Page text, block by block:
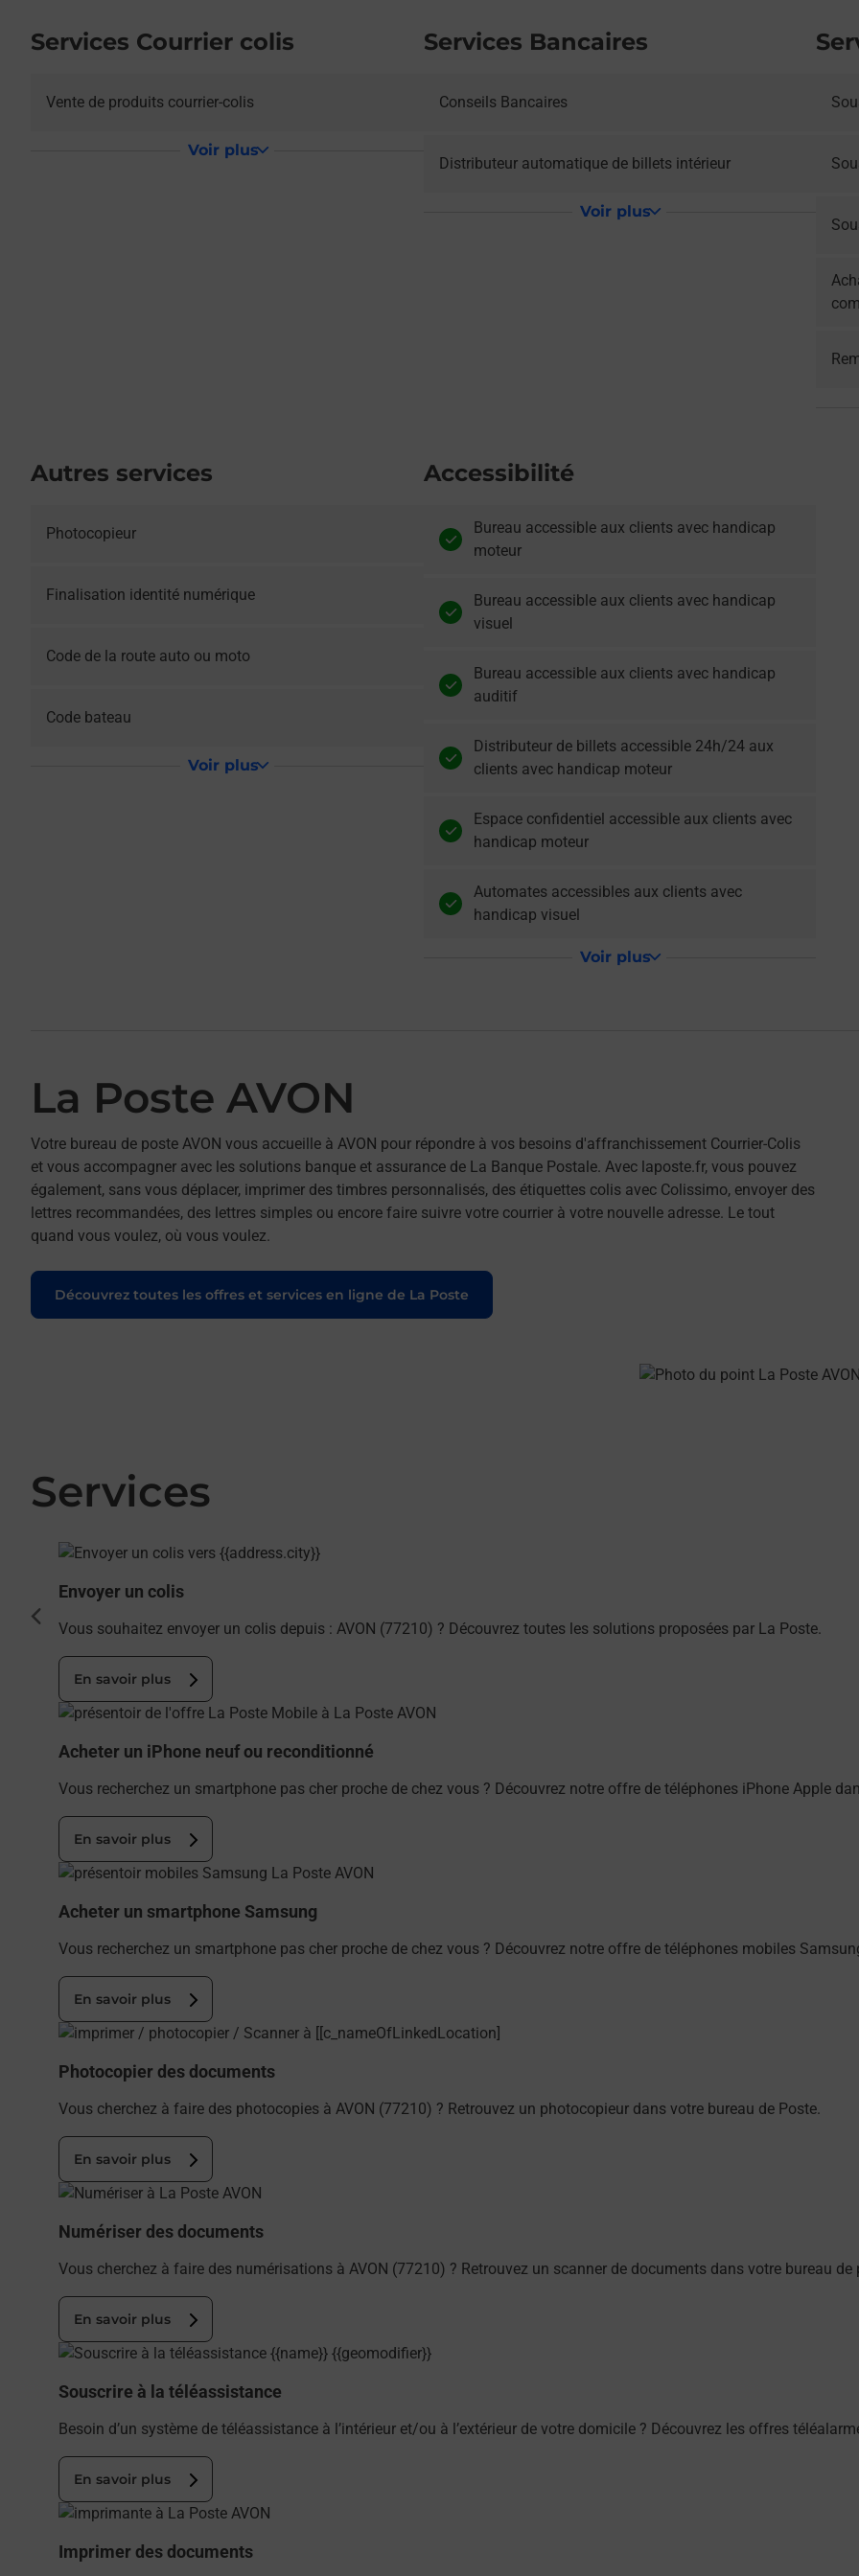
Services Courrier colis
Vente de produits courrier-colis
Voir plus
Services Bancaires
Conseils Bancaires
Distributeur automatique de billets intérieur
Voir plus
Autres services
Photocopieur
Finalisation identité numérique
Code de la route auto ou moto
Code bateau
Voir plus
Accessibilité
Bureau accessible aux clients avec handicap
moteur
Bureau accessible aux clients avec handicap
visuel
Bureau accessible aux clients avec handicap
auditif
Distributeur de billets accessible 24h/24 aux
clients avec handicap moteur
Espace confidentiel accessible aux clients avec
handicap moteur
Automates accessibles aux clients avec
handicap visuel
Voir plus
La Poste AVON
Votre bureau de poste AVON vous accueille à AVON pour répondre à vos besoins d'affranchissement Courrier-Colis
et vous accompagner avec les solutions banque et assurance de La Banque Postale. Avec laposte.fr, vous pouvez
également, sans vous déplacer, imprimer des timbres personnalisés, des étiquettes colis avec Colissimo, envoyer des
lettres recommandées, des lettres simples ou encore faire suivre votre courrier à votre nouvelle adresse. Le tout
quand vous voulez, où vous voulez.
Découvrez toutes les offres et services en ligne de La Poste
Services
En savoir plus
Envoyer un colis
Vous souhaitez envoyer un colis depuis : AVON (77210) ? Découvrez toutes les solutions proposées par La Poste.
En savoir plus
En savoir plus
Acheter un iPhone neuf ou reconditionné
Vous recherchez un smartphone pas cher proche de chez vous ? Découvrez notre offre de téléphones iPhone Apple
En savoir plus
En savoir plus
Acheter un smartphone Samsung
Vous recherchez un smartphone pas cher proche de chez vous ? Découvrez notre offre de téléphones mobiles
En savoir plus
En savoir plus
Photocopier des documents
Vous cherchez à faire des photocopies à AVON (77210) ? Retrouvez un photocopieur dans votre bureau de Poste.
En savoir plus
En savoir plus
Numériser des documents
Vous cherchez à faire des numérisations à AVON (77210) ? Retrouvez un scanner de documents dans votre bureau de
En savoir plus
En savoir plus
Souscrire à la téléassistance
Besoin d’un système de téléassistance à l’intérieur et/ou à l’extérieur de votre domicile ? Découvrez les offres
En savoir plus
En savoir plus
Imprimer des documents